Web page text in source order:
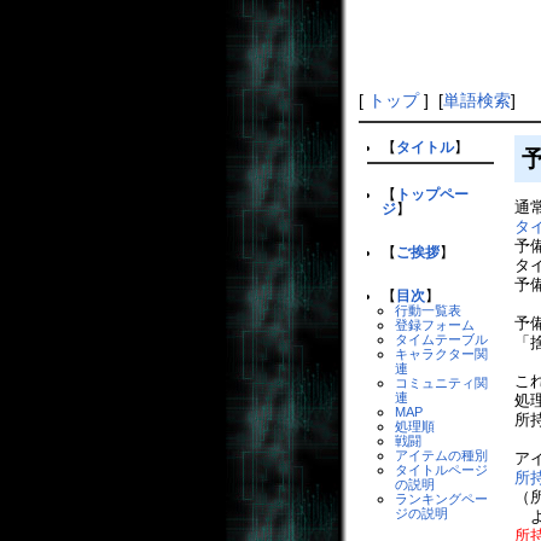
[ トップ] [単語検索]
【 タイトル】
【 トップペー
ジ】
【ご挨拶】
【目次】
行動一覧表
登録フォーム
タイムテーブル
キャラクター関
連
コミュニティ関
連
MAP
処理順
戦闘
アイテムの種別
タイトルページ
の説明
ランキングペー
ジの説明
通
タ
予
タ
予
予
こ
処
所
ア
所
所